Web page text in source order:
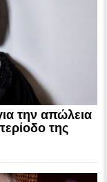
την απώλεια
της